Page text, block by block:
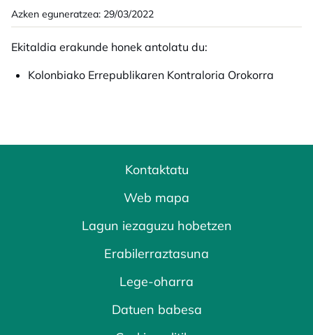
Azken eguneratzea: 29/03/2022
Ekitaldia erakunde honek antolatu du:
Kolonbiako Errepublikaren Kontraloria Orokorra
Kontaktatu
Web mapa
Lagun iezaguzu hobetzen
Erabilerraztasuna
Lege-oharra
Datuen babesa